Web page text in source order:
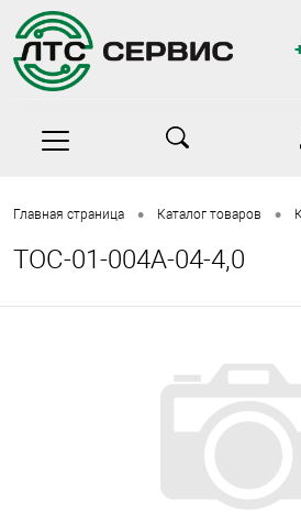
Главная страница • Каталог товаров •
ТОС-01-004А-04-4,0